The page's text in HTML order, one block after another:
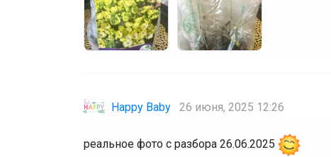
Happy Baby 26 июня, 2025 12:26
реальное фото с разбора 26.06.2025